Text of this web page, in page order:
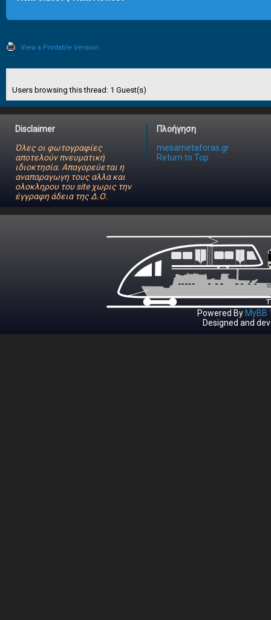
View a Printable Version
Users browsing this thread: 1 Guest(s)
Disclaimer
Όλες οι φωτογραφίες
αποτελούν πνευματική
ιδιοκτησία. Απαγορεύεται η
αναπαραγωγη τους αλλα και
ολοκληρου του site χωρις την
έγγραφη άδεια της Δ.Ο.
Πλοήγηση
mesametaforas.gr
Return to Top
Powered By MyBB
Designed and